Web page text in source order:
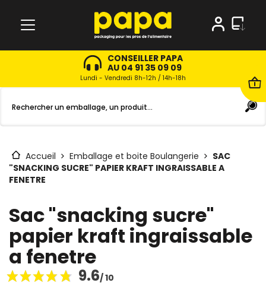
CONSEILLER PAPA
AU 04 91 35 09 09
Lundi - Vendredi 8h-12h / 14h-18h
Accueil Emballage et boite Boulangerie
SAC
"SNACKING SUCRE" PAPIER KRAFT INGRAISSABLE A
FENETRE
Sac "snacking sucre"
papier kraft ingraissable
a fenetre
9.6/ 10